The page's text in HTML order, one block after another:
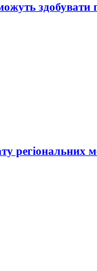
здобувати